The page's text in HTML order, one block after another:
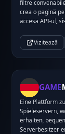
filtre
crea o pagină
accesa API-ul,
Vizitează
GAME
Eine Plattform
Spieleservern,
erhalten,
Serverbesitzer